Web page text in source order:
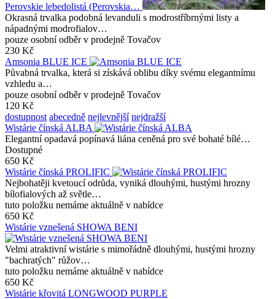
Perovskie lebedolistá (Perovskia…
Okrasná trvalka podobná levanduli s modrostříbrnými listy a
nápadnými modrofialov…
pouze osobní odběr v prodejně Tovačov
230 Kč
Amsonia BLUE ICE
Půvabná trvalka, která si získává oblibu díky svému elegantnímu
vzhledu a…
pouze osobní odběr v prodejně Tovačov
120 Kč
dostupnost abecedně nejlevnější nejdražší
Wistárie čínská ALBA
Elegantní opadavá popínavá liána ceněná pro své bohaté bílé…
Dostupné
650 Kč
Wistárie čínská PROLIFIC
Nejbohatěji kvetoucí odrůda, vyniká dlouhými, hustými hrozny
bílofialových až světle…
tuto položku nemáme aktuálně v nabídce
650 Kč
Wistárie vznešená SHOWA BENI
Velmi atraktivní wistárie s mimořádně dlouhými, hustými hrozny
"bachratých" růžov…
tuto položku nemáme aktuálně v nabídce
650 Kč
Wistárie křovitá LONGWOOD PURPLE